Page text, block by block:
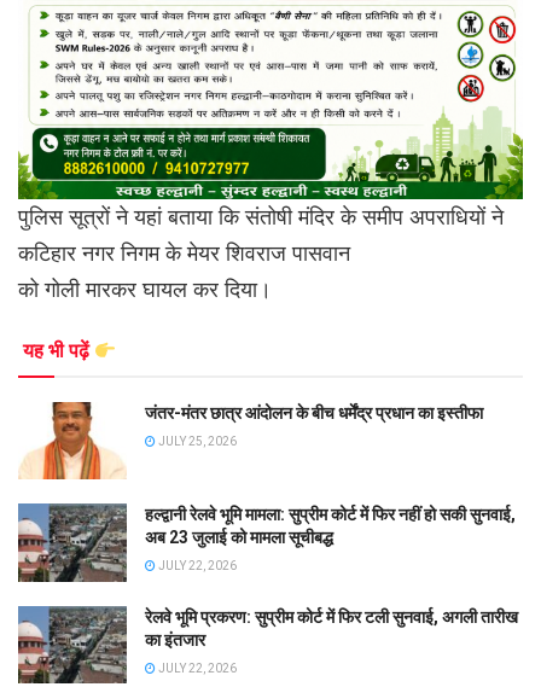
पुलिस सूत्रों ने यहां बताया कि संतोषी मंदिर के समीप अपराधियों ने
कटिहार नगर निगम के मेयर शिवराज पासवान
को गोली मारकर घायल कर दिया।
यह भी पढ़ें
जंतर-मंतर छात्र आंदोलन के बीच धर्मेंद्र प्रधान का इस्तीफा
JULY 25, 2026
हल्द्वानी रेलवे भूमि मामला: सुप्रीम कोर्ट में फिर नहीं हो सकी सुनवाई,
अब 23 जुलाई को मामला सूचीबद्ध
JULY 22, 2026
रेलवे भूमि प्रकरण: सुप्रीम कोर्ट में फिर टली सुनवाई, अगली तारीख
का इंतजार
JULY 22, 2026